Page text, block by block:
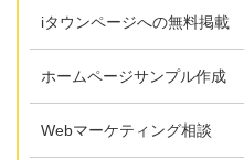
iタウンページへの無料掲載
ホームページサンプル作成
Webマーケティング相談